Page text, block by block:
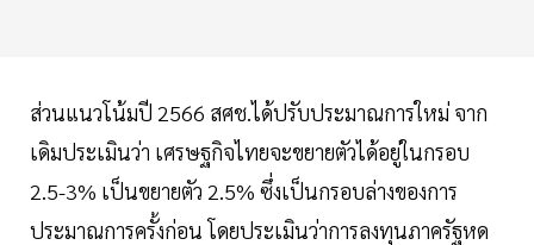
ส่วนแนวโน้มปี 2566 สศช.ได้ปรับประมาณการใหม่ จาก
เดิมประเมินว่า เศรษฐกิจไทยจะขยายตัวได้อยู่ในกรอบ
2.5-3% เป็นขยายตัว 2.5% ซึ่งเป็นกรอบล่างของการ
ประมาณการครั้งก่อน โดยประเมินว่าการลงทุนภาครัฐหด